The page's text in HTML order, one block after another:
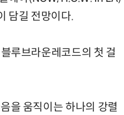
담길 전망이다.
루브라운레코드의 첫 걸
을 움직이는 하나의 강렬